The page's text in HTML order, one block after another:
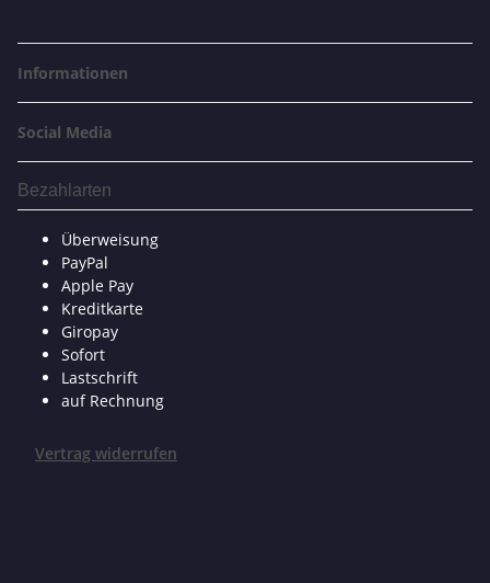
Informationen
Social Media
Bezahlarten
Überweisung
PayPal
Apple Pay
Kreditkarte
Giropay
Sofort
Lastschrift
auf Rechnung
Vertrag widerrufen